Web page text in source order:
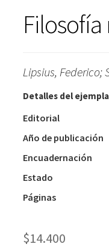
Lipsius, Federico;
Detalles del
Editorial
Año de publicación
Encuadernación
Estado
Páginas
$14.400